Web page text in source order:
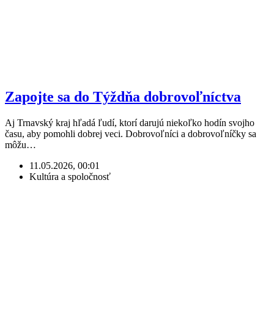
Zapojte sa do Týždňa dobrovoľníctva
Aj Trnavský kraj hľadá ľudí, ktorí darujú niekoľko hodín svojho
času, aby pomohli dobrej veci. Dobrovoľníci a dobrovoľníčky sa
môžu…
11.05.2026, 00:01
Kultúra a spoločnosť